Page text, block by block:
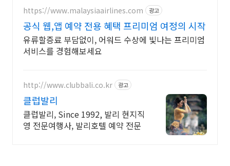
https://www.malaysiaairlines.com 광고
공식 웹,앱 예약 전용 혜택 프리미엄 여정의 시작
유류할증료 부담없이, 어워드 수상에 빛나는 프리미엄
서비스를 경험해보세요
http://www.clubbali.co.kr 광고
클럽발리
클럽발리, Since 1992, 발리 현지직
영 전문여행사, 발리호텔 예약 전문